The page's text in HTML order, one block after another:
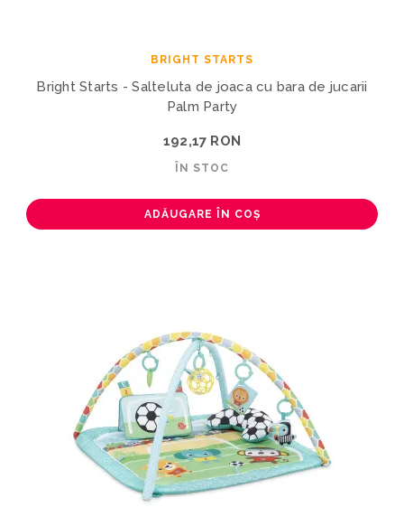
BRIGHT STARTS
Bright Starts - Salteluta de joaca cu bara de jucarii
Palm Party
192,17 RON
ÎN STOC
ADĂUGARE ÎN COȘ